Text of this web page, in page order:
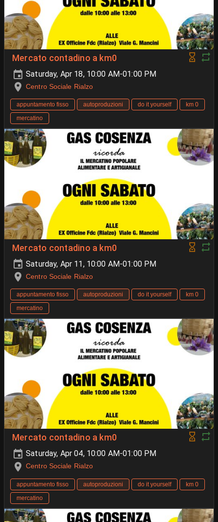
Mercato contadino a km0
Saturday, Apr 18, 10:00 AM-01:00 PM
Centro Sociale Rialzo
appuntamento fisso autoproduzioni do it yourself
km 0
mercatino
Mercato contadino a km0
Saturday, Apr 11, 10:00 AM-01:00 PM
Centro Sociale Rialzo
appuntamento fisso autoproduzioni do it yourself
km 0
mercatino
Mercato contadino a km0
Saturday, Apr 04, 10:00 AM-01:00 PM
Centro Sociale Rialzo
appuntamento fisso autoproduzioni do it yourself
km 0
mercatino